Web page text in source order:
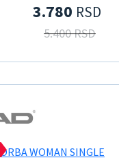
3.780 RSD
5.400 RSD